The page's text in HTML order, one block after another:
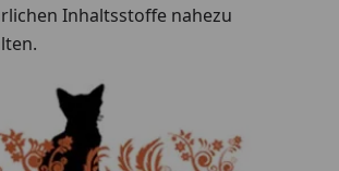
Inhaltsstoffe nahezu